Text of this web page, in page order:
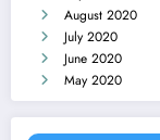
August 2020
July 2020
June 2020
May 2020